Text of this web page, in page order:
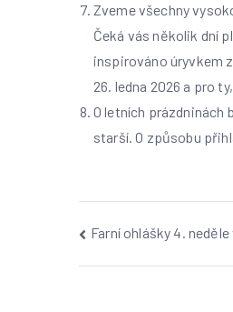
Zveme všechny
Čeká vás několik dní
inspirováno úryvkem
26. ledna 2026 a pro
O letních prázdninách
starší. O způsobu
Navigace
pro
Farní ohlášky 4.